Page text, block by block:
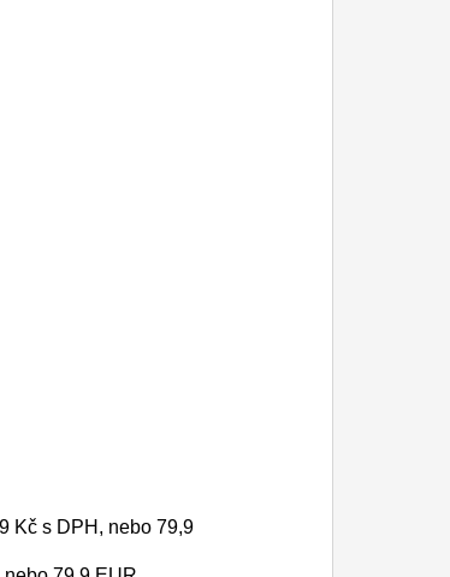
Kč s DPH, nebo 79,9